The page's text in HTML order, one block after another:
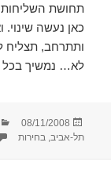
תחושת
כאן נעשה
ותתרחב, תצליח
לא… נמשיך בכל
פורסם
בתאריך
08/11/2008
תל-אביב,בחירות